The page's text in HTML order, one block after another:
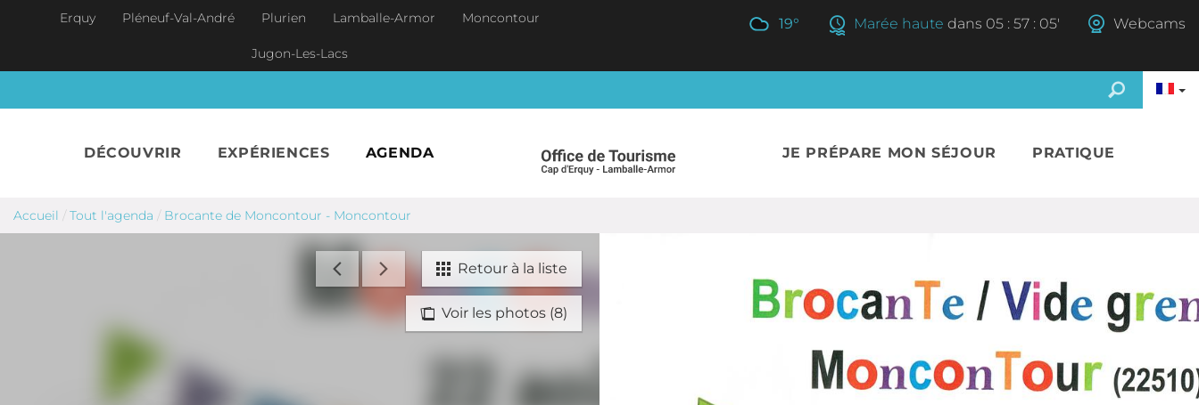
Aller au contenu principal
Erquy Pléneuf-Val-André Plurien Lamballe-Armor Moncontour
Jugon-Les-Lacs
19° Marée haute dans 05 : 57 : 04' Webcams
DÉCOUVRIR EXPÉRIENCES AGENDA JE PRÉPARE MON SÉJOUR PRATIQUE
Accueil / Tout l'agenda / Brocante de Moncontour - Moncontour
Retour à la liste
Voir les photos (8)